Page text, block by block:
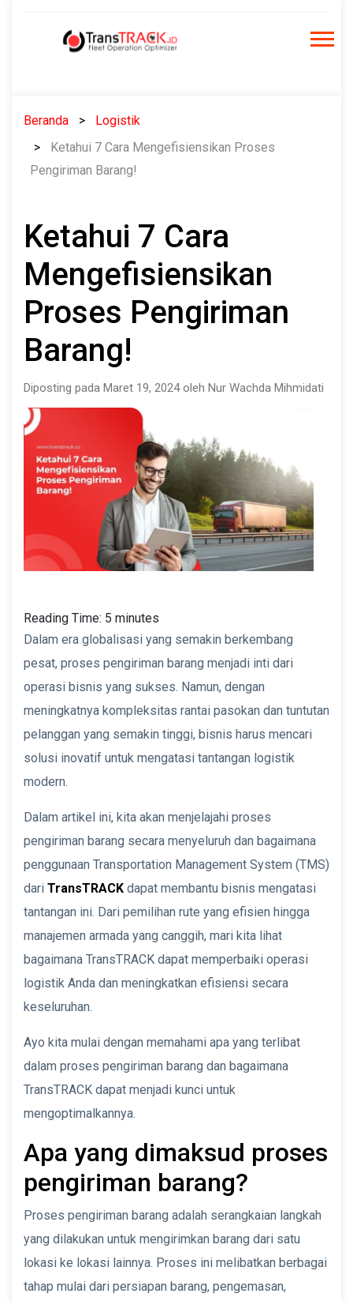
Beranda
Logistik
Ketahui 7 Cara Mengefisiensikan Proses
Pengiriman Barang!
Ketahui 7 Cara
Mengefisiensikan
Proses Pengiriman
Barang!
Diposting pada Maret 19, 2024 oleh Nur Wachda Mihmidati
Reading Time: 5 minutes
Dalam era globalisasi yang semakin berkembang
pesat, proses pengiriman barang menjadi inti dari
operasi bisnis yang sukses. Namun, dengan
meningkatnya kompleksitas rantai pasokan dan tuntutan
pelanggan yang semakin tinggi, bisnis harus mencari
solusi inovatif untuk mengatasi tantangan logistik
modern.
Dalam artikel ini, kita akan menjelajahi proses
pengiriman barang secara menyeluruh dan bagaimana
penggunaan Transportation Management System (TMS)
dari TransTRACK dapat membantu bisnis mengatasi
tantangan ini. Dari pemilihan rute yang efisien hingga
manajemen armada yang canggih, mari kita lihat
bagaimana TransTRACK dapat memperbaiki operasi
logistik Anda dan meningkatkan efisiensi secara
keseluruhan.
Ayo kita mulai dengan memahami apa yang terlibat
dalam proses pengiriman barang dan bagaimana
TransTRACK dapat menjadi kunci untuk
mengoptimalkannya.
Apa yang dimaksud proses
pengiriman barang?
Proses pengiriman barang adalah serangkaian langkah
yang dilakukan untuk mengirimkan barang dari satu
lokasi ke lokasi lainnya. Proses ini melibatkan berbagai
tahap mulai dari persiapan barang, pengemasan,